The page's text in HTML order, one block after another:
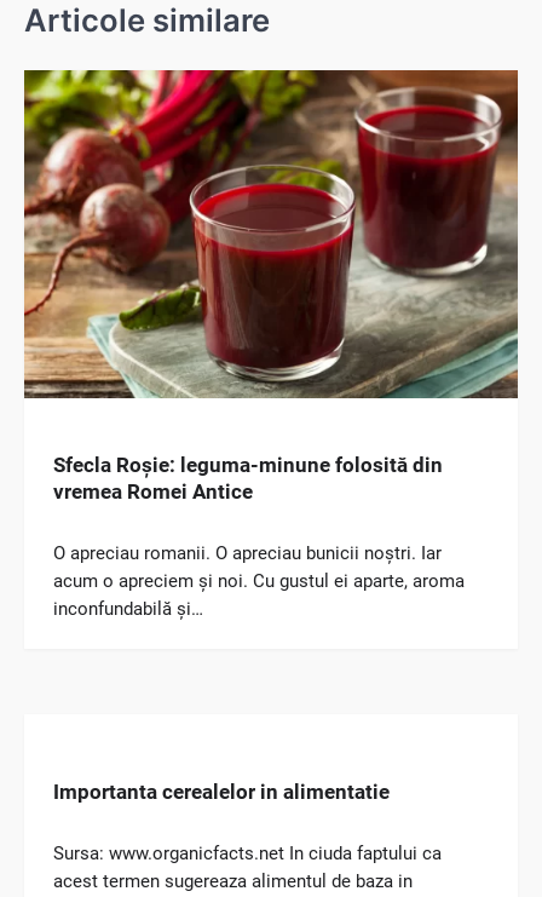
Articole similare
Sfecla Roșie: leguma-minune folosită din
vremea Romei Antice
O apreciau romanii. O apreciau bunicii noștri. Iar
acum o apreciem și noi. Cu gustul ei aparte, aroma
inconfundabilă și…
Importanta cerealelor in alimentatie
Sursa: www.organicfacts.net In ciuda faptului ca
acest termen sugereaza alimentul de baza in